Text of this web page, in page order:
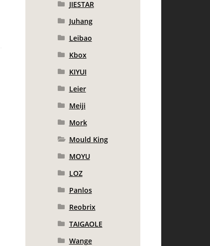
JIESTAR
Juhang
Leibao
Kbox
KIYUI
Leier
Meiji
Mork
Mould King
MOYU
LOZ
Panlos
Reobrix
TAIGAOLE
Wange